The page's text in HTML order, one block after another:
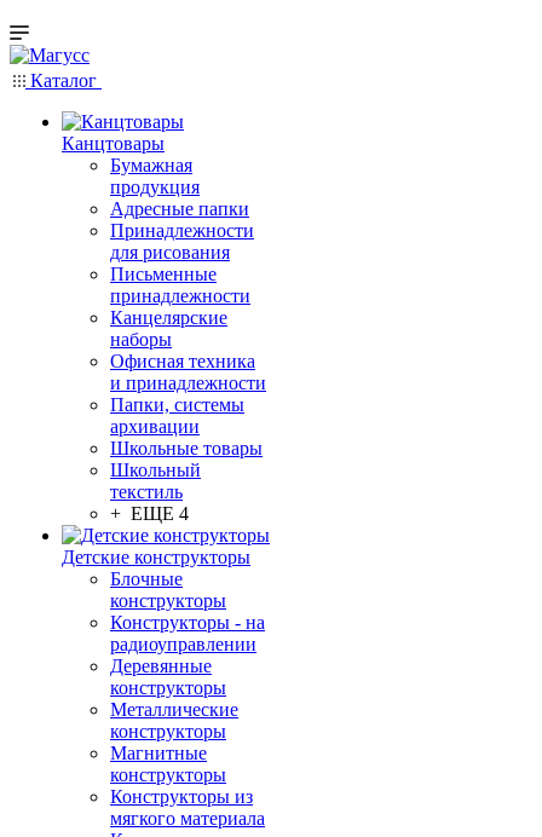
Каталог
Канцтовары
Бумажная
продукция
Адресные папки
Принадлежности
для рисования
Письменные
принадлежности
Канцелярские
наборы
Офисная техника
и принадлежности
Папки, системы
архивации
Школьные товары
Школьный
текстиль
+ ЕЩЕ 4
Детские конструкторы
Блочные
конструкторы
Конструкторы - на
радиоуправлении
Деревянные
конструкторы
Металлические
конструкторы
Магнитные
конструкторы
Конструкторы из
мягкого материала